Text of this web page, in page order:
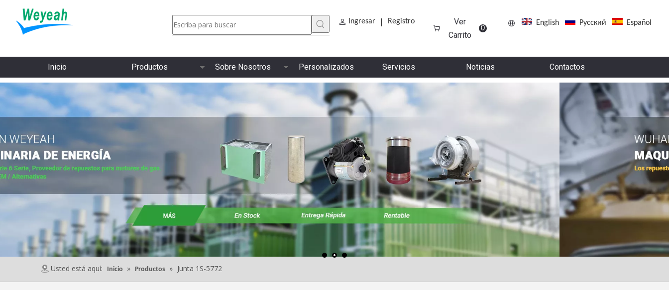
Ingresar | Registro
Ver
Carrito
0
English Pусский Español
Inicio Productos Sobre Nosotros Personalizados Servicios Noticias Contactos
Usted está aquí: Inicio » Productos » Junta 1S-5772